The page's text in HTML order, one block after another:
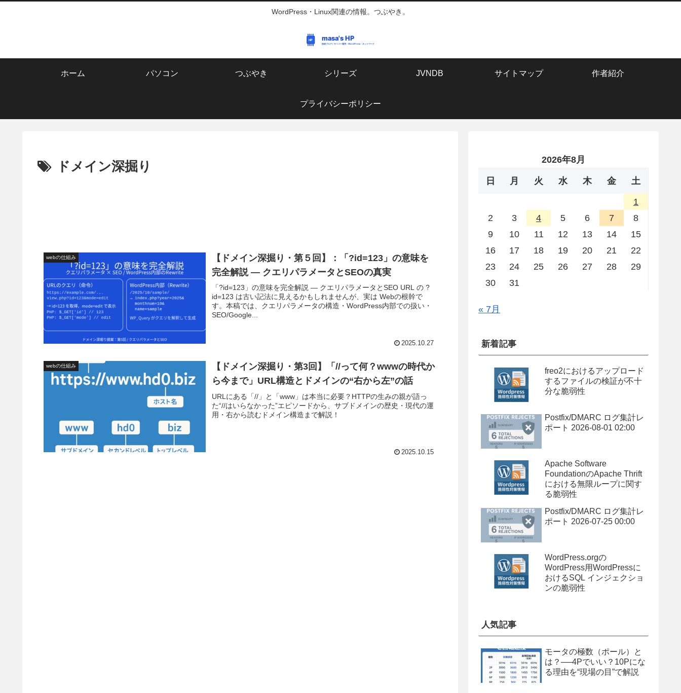
WordPress・Linux関連の情報。つぶやき。
ホーム パソコン つぶやき シリーズ JVNDB サイトマップ 作者紹介
プライバシーポリシー
ドメイン深掘り
webの仕組み
【ドメイン深掘り・第５回】：「?id=123」の意味を
完全解説 — クエリパラメータとSEOの真実
「?id=123」の意味を完全解説 — クエリパラメータとSEO URL の ?
id=123 は古い記法に見えるかもしれませんが、実は Webの根幹で
す。本稿では、クエリパラメータの構造・WordPress内部での扱い・
SEO/Google...
2025.10.27
webの仕組み
【ドメイン深掘り・第3回】「//って何？wwwの時代か
ら今まで」URL構造とドメインの“右から左”の話
URLにある「//」と「www」は本当に必要？HTTPの生みの親が語っ
た“//はいらなかった”エピソードから、サブドメインの歴史・現代の運
用・右から読むドメイン構造まで解説！
2025.10.15
2026年8月
日 月 火 水 木 金 土
1
2
3 4 5 6 7
8
9
10 11 12 13 14
15
16
17 18 19 20 21
22
23
24 25 26 27 28
29
30
31
« 7月
新着記事
freo2におけるアップロード
するファイルの検証が不十
分な脆弱性
Postfix/DMARC ログ集計レ
ポート 2026-08-01 02:00
Apache Software
FoundationのApache Thrift
における無限ループに関す
る脆弱性
Postfix/DMARC ログ集計レ
ポート 2026-07-25 00:00
WordPress.orgの
WordPress用WordPressに
おけるSQL インジェクショ
ンの脆弱性
人気記事
モータの極数（ポール）と
は？──4Pでいい？10Pにな
る理由を“現場の目”で解説